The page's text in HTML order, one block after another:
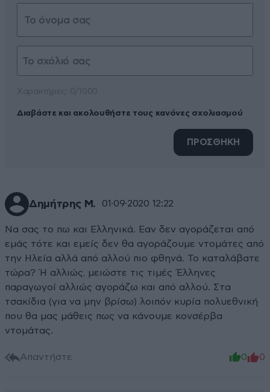
Διαβάστε και ακολουθήστε τους κανόνες σχολιασμού
ΠΡΟΣΘΗΚΗ
Δημήτρης Μ. 01·09·2020 12:22
Να σας το πω και Ελληνικά. Εαν δεν αγοράζεται από
εμάς τότε και εμείς δεν θα αγοράζουμε ντομάτες από
την Ηλεία αλλά από αλλού πιο φθηνά. Το καταλάβατε
τώρα? Ή αλλιώς, μειώστε τις τιμές Έλληνες
παραγωγοί αλλιώς αγοράζω και από αλλού. Στα
τσακίδια (για να μην βρίσω) λοιπόν κυρία πολυεθνική
που θα μας μάθεις πως να κάνουμε κονσέρβα
ντομάτας.
Απαντήστε 0 0